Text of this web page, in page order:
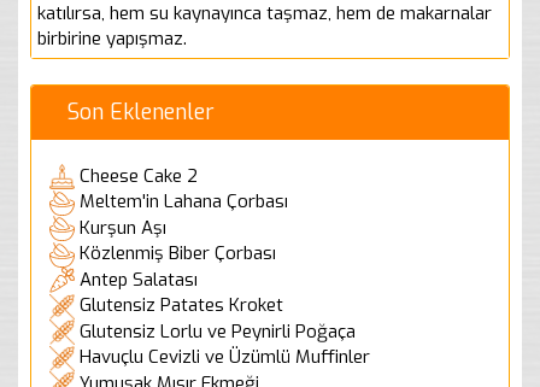
katılırsa, hem su kaynayınca taşmaz, hem de makarnalar
birbirine yapışmaz.
Son Eklenenler
Cheese Cake 2
Meltem'in Lahana Çorbası
Kurşun Aşı
Közlenmiş Biber Çorbası
Antep Salatası
Glutensiz Patates Kroket
Glutensiz Lorlu ve Peynirli Poğaça
Havuçlu Cevizli ve Üzümlü Muffinler